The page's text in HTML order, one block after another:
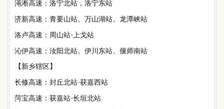
渑淅高速：洛宁北站，洛宁东站
济新高速：青要山站、万山湖站、龙潭峡站
洛卢高速：周山站-上戈站
沁伊高速：汝阳北站、伊川东站、偃师南站
【新乡辖区】
长修高速：封丘北站-获嘉西站
菏宝高速：获嘉站-长垣北站